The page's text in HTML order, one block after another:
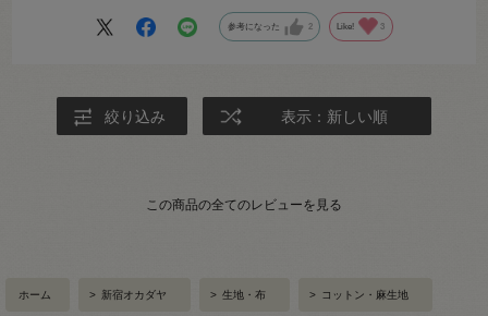
参考になった 2 Like! 3
絞り込み 表示：新しい順
この商品の全てのレビューを見る
ホーム > 新宿オカダヤ > 生地・布 > コットン・麻生地